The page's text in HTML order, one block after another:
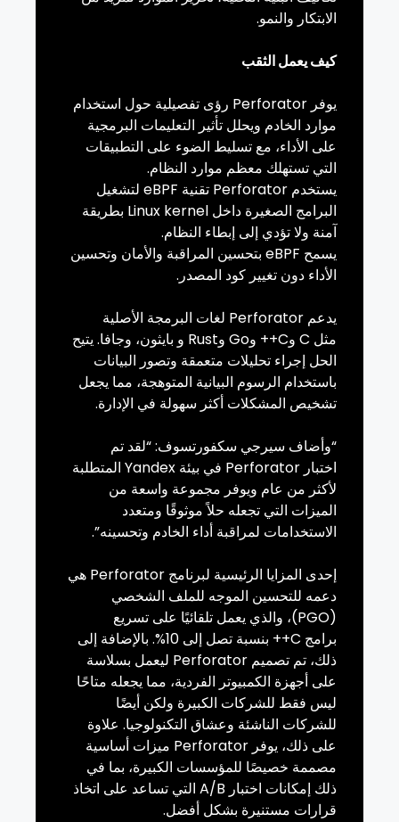
الابتكار والنمو.
كيف يعمل الثقب
يوفر Perforator رؤى تفصيلية حول استخدام
موارد الخادم ويحلل تأثير التعليمات البرمجية
على الأداء، مع تسليط الضوء على التطبيقات
التي تستهلك معظم موارد النظام.
يستخدم Perforator تقنية eBPF لتشغيل
البرامج الصغيرة داخل Linux kernel بطريقة
آمنة ولا تؤدي إلى إبطاء النظام.
يسمح eBPF بتحسين المراقبة والأمان وتحسين
الأداء دون تغيير كود المصدر.
يدعم Perforator لغات البرمجة الأصلية
مثل C وC++ وGo وRust و بايثون، وجافا.يتيح
الحل إجراء تحليلات متعمقة وتصور البيانات
باستخدام الرسوم البيانية المتوهجة، مما يجعل
تشخيص المشكلات أكثر سهولة في الإدارة.
“وأضاف سيرجي سكفورتسوف: “لقد تم
اختبار Perforator في بيئة Yandex المتطلبة
لأكثر من عام ويوفر مجموعة واسعة من
الميزات التي تجعله حلاً موثوقًا ومتعدد
الاستخدامات لمراقبة أداء الخادم وتحسينه”.
إحدى المزايا الرئيسية لبرنامج Perforator هي
دعمه للتحسين الموجه للملف الشخصي
(
PGO)، والذي يعمل تلقائيًا على تسريع
برامج C
++ بنسبة تصل إلى 10%. بالإضافة إلى
ذلك، تم تصميم Perforator ليعمل بسلاسة
على أجهزة الكمبيوتر الفردية، مما يجعله متاحًا
ليس فقط للشركات الكبيرة ولكن أيضًا
للشركات الناشئة وعشاق التكنولوجيا. علاوة
على ذلك، يوفر Perforator ميزات أساسية
مصممة خصيصًا للمؤسسات الكبيرة، بما في
ذلك إمكانات اختبار A/B التي تساعد على اتخاذ
قرارات مستنيرة بشكل أفضل.